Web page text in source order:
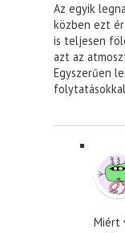
Az egyik
közben ezt
is teljesen
azt az
Egyszerűen
Miért